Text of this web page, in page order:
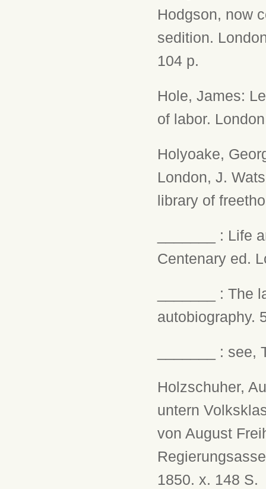
Hodgson, now
sedition.
104 p.
Hole, James:
of labor.
Holyoake,
London, J.
library of
_______ : Life
Centenary ed.
_______ : The
autobiography.
_______ : see,
Holzschuher,
untern
von August
1850. x. 148 S.